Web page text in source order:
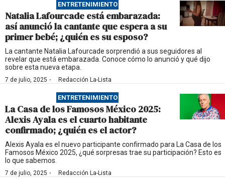
ENTRETENIMIENTO
Natalia Lafourcade está embarazada:
así anunció la cantante que espera a su
primer bebé; ¿quién es su esposo?
La cantante Natalia Lafourcade sorprendió a sus seguidores al
revelar que está embarazada. Conoce cómo lo anunció y qué dijo
sobre esta nueva etapa.
7 de julio, 2025 · Redacción La-Lista
ENTRETENIMIENTO
La Casa de los Famosos México 2025:
Alexis Ayala es el cuarto habitante
confirmado; ¿quién es el actor?
Alexis Ayala es el nuevo participante confirmado para La Casa de los
Famosos México 2025, ¿qué sorpresas trae su participación? Esto es
lo que sabemos.
7 de julio, 2025 · Redacción La-Lista